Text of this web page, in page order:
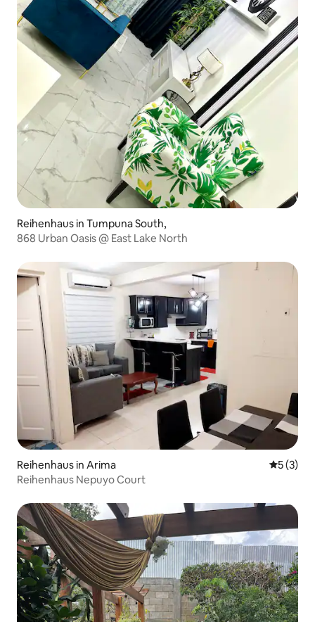
Reihenhaus in Tumpuna South,
868 Urban Oasis @ East Lake North
Reihenhaus in Arima
5 (3)
Reihenhaus Nepuyo Court